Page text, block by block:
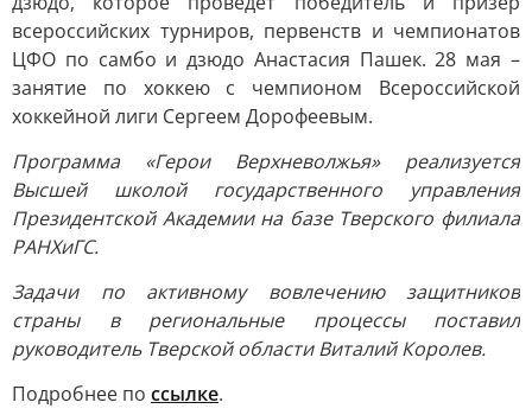
всероссийских турниров, первенств и чемпионатов
ЦФО по самбо и дзюдо Анастасия Пашек. 28 мая –
занятие по хоккею с чемпионом Всероссийской
хоккейной лиги Сергеем Дорофеевым.
Программа «Герои Верхневолжья» реализуется
Высшей школой государственного управления
Президентской Академии на базе Тверского филиала
РАНХиГС.
Задачи по активному вовлечению защитников
страны в региональные процессы поставил
руководитель Тверской области Виталий Королев.
Подробнее по ссылке.